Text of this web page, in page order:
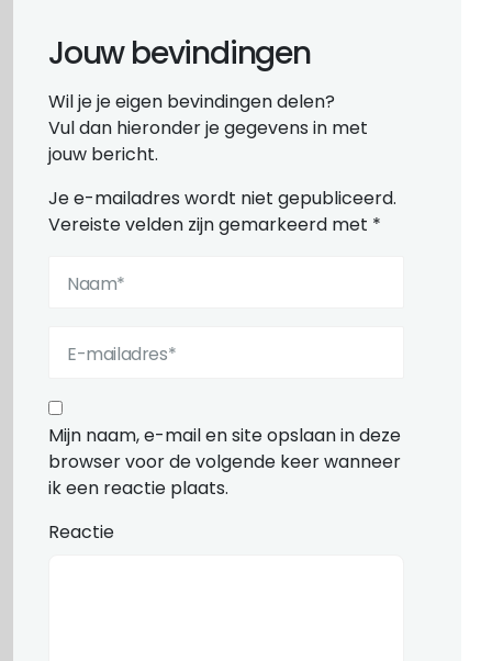
Jouw bevindingen
Wil je je eigen bevindingen delen?
Vul dan hieronder je gegevens in met
jouw bericht.
Je e-mailadres wordt niet gepubliceerd.
Vereiste velden zijn gemarkeerd met *
Mijn naam, e-mail en site opslaan in deze
browser voor de volgende keer wanneer
ik een reactie plaats.
Reactie